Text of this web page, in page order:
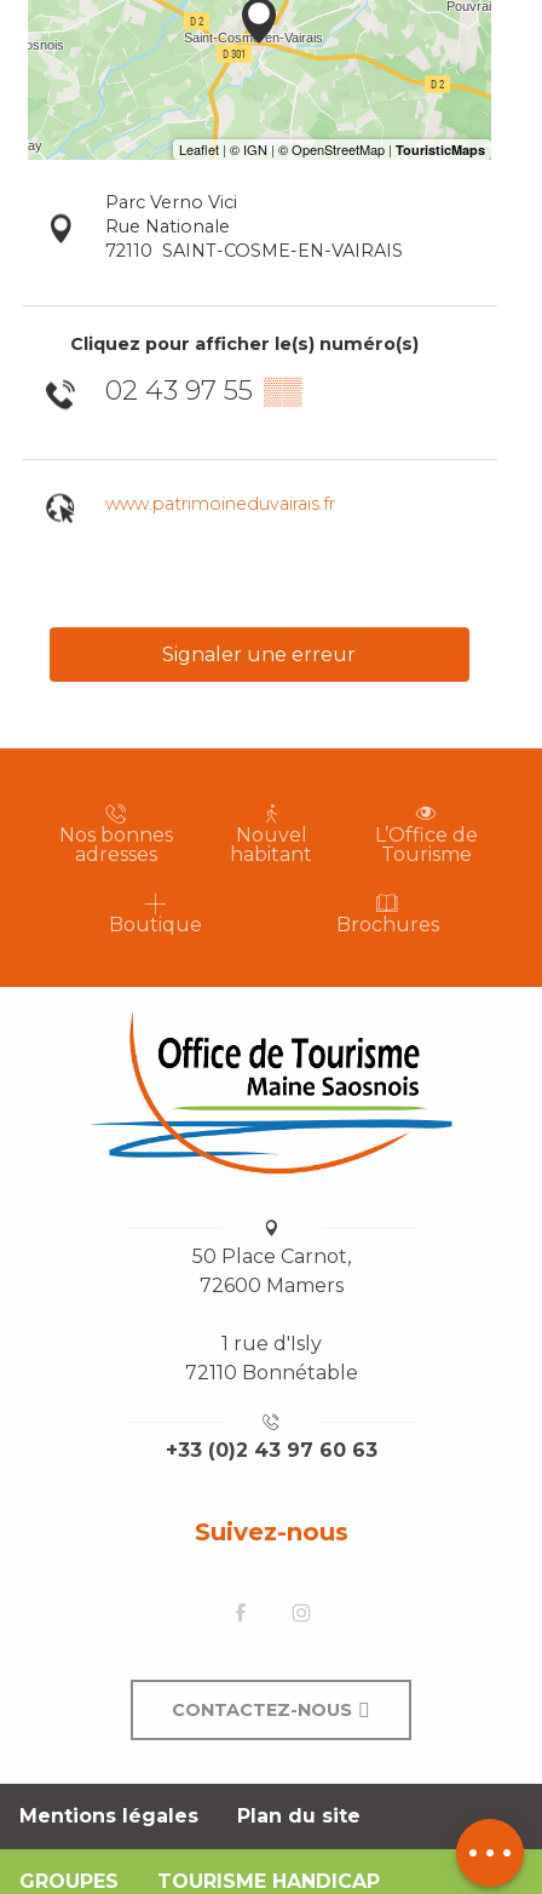
par email
Parc Verno Vici
Rue Nationale
72110 SAINT-COSME-EN-VAIRAIS
Cliquez pour afficher le(s) numéro(s)
02 43 97 55 ▒▒
www.patrimoineduvairais.fr
Signaler une erreur
Nos bonnes
adresses
Nouvel
habitant
L’Office de
Tourisme
Boutique Brochures
50 Place Carnot,
72600 Mamers
1 rue d'Isly
72110 Bonnétable
+33 (0)2 43 97 60 63
Suivez-nous
CONTACTEZ-NOUS
Mentions légales Plan du site
GROUPES TOURISME HANDICAP